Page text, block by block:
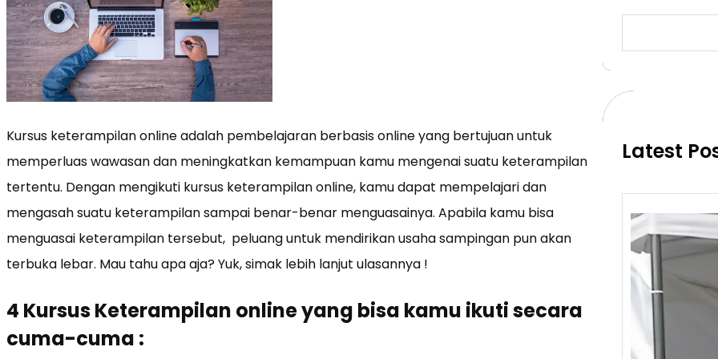
Kursus keterampilan online adalah pembelajaran berbasis online yang bertujuan untuk
memperluas wawasan dan meningkatkan kemampuan kamu mengenai suatu keterampilan
tertentu. Dengan mengikuti kursus keterampilan online, kamu dapat mempelajari dan
mengasah suatu keterampilan sampai benar-benar menguasainya. Apabila kamu bisa
menguasai keterampilan tersebut, peluang untuk mendirikan usaha sampingan pun akan
terbuka lebar. Mau tahu apa aja? Yuk, simak lebih lanjut ulasannya !
4 Kursus Keterampilan online yang bisa kamu ikuti secara
cuma-cuma :
a
c
Latest